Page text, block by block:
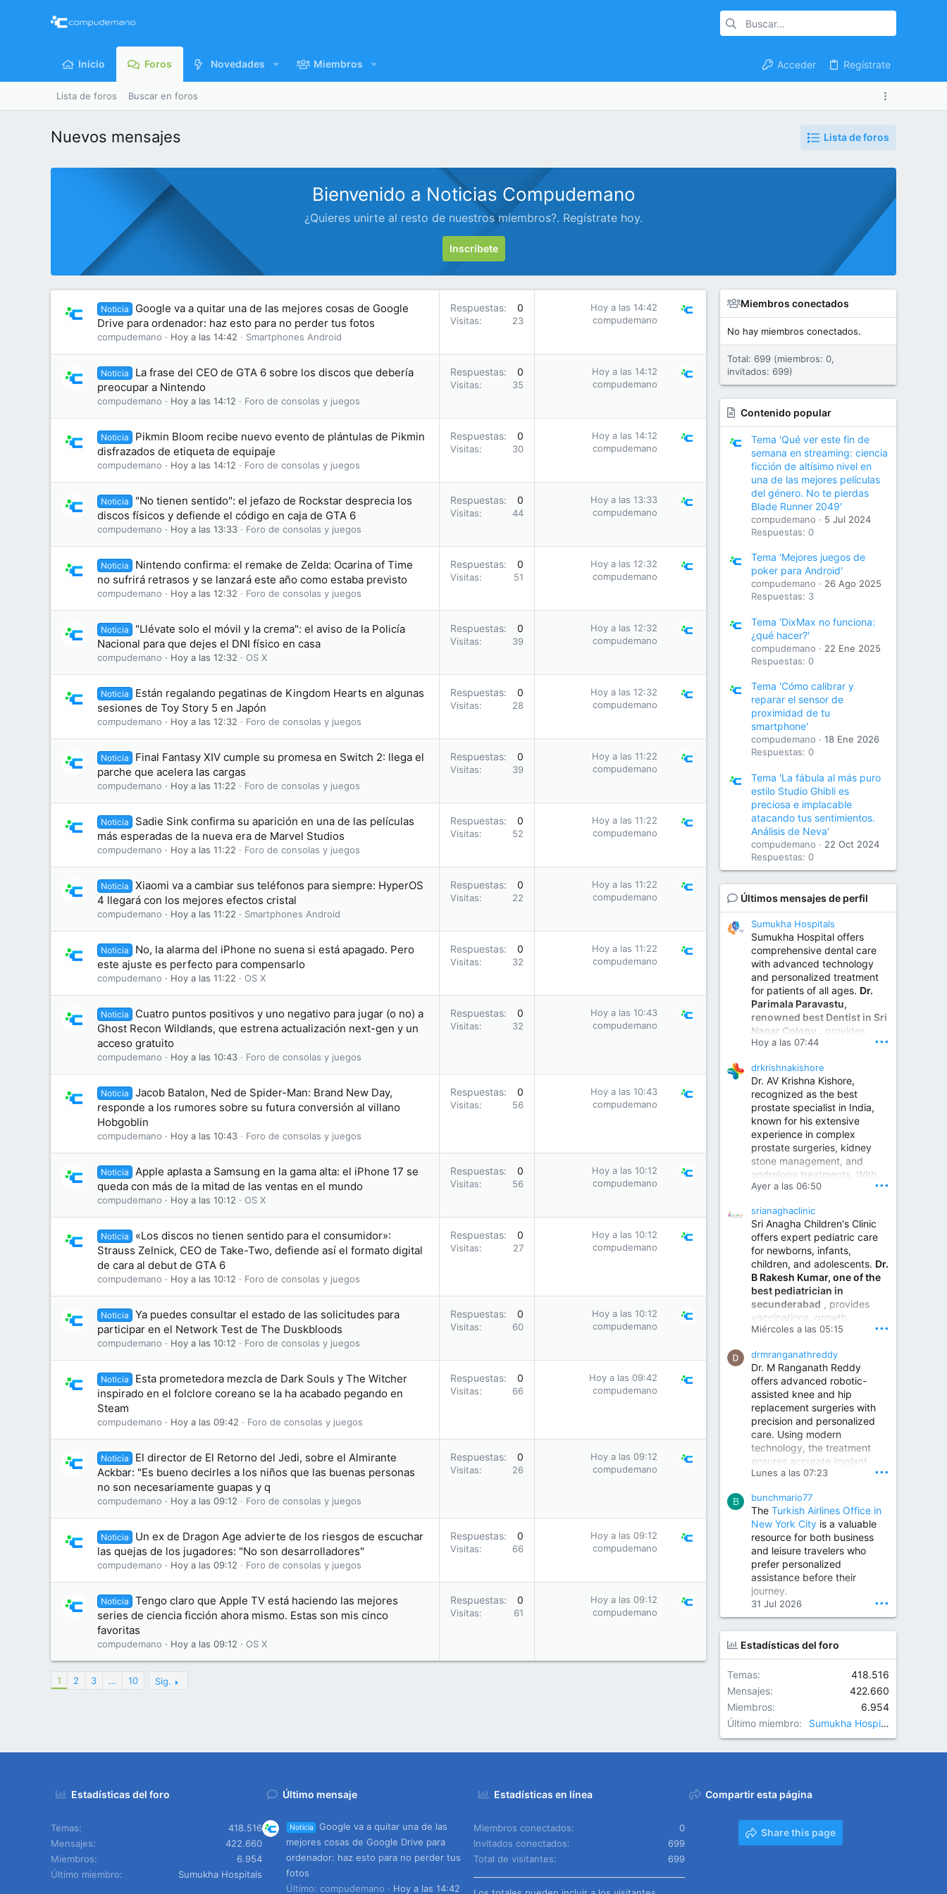
Inicio Foros Novedades Miembros Acceder Regístrate
Lista de foros Buscar en foros
Nuevos mensajes Lista de foros
Bienvenido a Noticias Compudemano
¿Quieres unirte al resto de nuestros miembros?. Regístrate hoy.
Inscríbete
Noticia
Google va a quitar una de las mejores cosas de Google
Drive para ordenador: haz esto para no perder tus fotos
compudemano Hoy a las 14:42 Smartphones Android
Respuestas 0
Visitas 23
Hoy a las 14:42
compudemano
Noticia
La frase del CEO de GTA 6 sobre los discos que debería
preocupar a Nintendo
compudemano Hoy a las 14:12 Foro de consolas y juegos
Respuestas 0
Visitas 35
Hoy a las 14:12
compudemano
Noticia
Pikmin Bloom recibe nuevo evento de plántulas de Pikmin
disfrazados de etiqueta de equipaje
compudemano Hoy a las 14:12 Foro de consolas y juegos
Respuestas 0
Visitas 30
Hoy a las 14:12
compudemano
Noticia
"No tienen sentido": el jefazo de Rockstar desprecia los
discos físicos y defiende el código en caja de GTA 6
compudemano Hoy a las 13:33 Foro de consolas y juegos
Respuestas 0
Visitas 44
Hoy a las 13:33
compudemano
Noticia
Nintendo confirma: el remake de Zelda: Ocarina of Time
no sufrirá retrasos y se lanzará este año como estaba previsto
compudemano Hoy a las 12:32 Foro de consolas y juegos
Respuestas 0
Visitas 51
Hoy a las 12:32
compudemano
Noticia
"Llévate solo el móvil y la crema": el aviso de la Policía
Nacional para que dejes el DNI físico en casa
compudemano Hoy a las 12:32 OS X
Respuestas 0
Visitas 39
Hoy a las 12:32
compudemano
Noticia
Están regalando pegatinas de Kingdom Hearts en algunas
sesiones de Toy Story 5 en Japón
compudemano Hoy a las 12:32 Foro de consolas y juegos
Respuestas 0
Visitas 28
Hoy a las 12:32
compudemano
Noticia
Final Fantasy XIV cumple su promesa en Switch 2: llega el
parche que acelera las cargas
compudemano Hoy a las 11:22 Foro de consolas y juegos
Respuestas 0
Visitas 39
Hoy a las 11:22
compudemano
Noticia
Sadie Sink confirma su aparición en una de las películas
más esperadas de la nueva era de Marvel Studios
compudemano Hoy a las 11:22 Foro de consolas y juegos
Respuestas 0
Visitas 52
Hoy a las 11:22
compudemano
Noticia
Xiaomi va a cambiar sus teléfonos para siempre: HyperOS
4 llegará con los mejores efectos cristal
compudemano Hoy a las 11:22 Smartphones Android
Respuestas 0
Visitas 22
Hoy a las 11:22
compudemano
Noticia
No, la alarma del iPhone no suena si está apagado. Pero
este ajuste es perfecto para compensarlo
compudemano Hoy a las 11:22 OS X
Respuestas 0
Visitas 32
Hoy a las 11:22
compudemano
Noticia
Cuatro puntos positivos y uno negativo para jugar (o no) a
Ghost Recon Wildlands, que estrena actualización next-gen y un
acceso gratuito
compudemano Hoy a las 10:43 Foro de consolas y juegos
Respuestas 0
Visitas 32
Hoy a las 10:43
compudemano
Noticia
Jacob Batalon, Ned de Spider-Man: Brand New Day,
responde a los rumores sobre su futura conversión al villano
Hobgoblin
compudemano Hoy a las 10:43 Foro de consolas y juegos
Respuestas 0
Visitas 56
Hoy a las 10:43
compudemano
Noticia
Apple aplasta a Samsung en la gama alta: el iPhone 17 se
queda con más de la mitad de las ventas en el mundo
compudemano Hoy a las 10:12 OS X
Respuestas 0
Visitas 56
Hoy a las 10:12
compudemano
Noticia
«Los discos no tienen sentido para el consumidor»:
Strauss Zelnick, CEO de Take-Two, defiende así el formato digital
de cara al debut de GTA 6
compudemano Hoy a las 10:12 Foro de consolas y juegos
Respuestas 0
Visitas 27
Hoy a las 10:12
compudemano
Noticia
Ya puedes consultar el estado de las solicitudes para
participar en el Network Test de The Duskbloods
compudemano Hoy a las 10:12 Foro de consolas y juegos
Respuestas 0
Visitas 60
Hoy a las 10:12
compudemano
Noticia
Esta prometedora mezcla de Dark Souls y The Witcher
inspirado en el folclore coreano se la ha acabado pegando en
Steam
compudemano Hoy a las 09:42 Foro de consolas y juegos
Respuestas 0
Visitas 66
Hoy a las 09:42
compudemano
Noticia
El director de El Retorno del Jedi, sobre el Almirante
Ackbar: "Es bueno decirles a los niños que las buenas personas
no son necesariamente guapas y q
compudemano Hoy a las 09:12 Foro de consolas y juegos
Respuestas 0
Visitas 26
Hoy a las 09:12
compudemano
Noticia
Un ex de Dragon Age advierte de los riesgos de escuchar
las quejas de los jugadores: "No son desarrolladores"
compudemano Hoy a las 09:12 Foro de consolas y juegos
Respuestas 0
Visitas 66
Hoy a las 09:12
compudemano
Noticia
Tengo claro que Apple TV está haciendo las mejores
series de ciencia ficción ahora mismo. Estas son mis cinco
favoritas
compudemano Hoy a las 09:12 OS X
Respuestas 0
Visitas 61
Hoy a las 09:12
compudemano
1 2 3 … 10 Sig.
Miembros conectados
No hay miembros conectados.
Total: 699 (miembros: 0,
invitados: 699)
Contenido popular
Tema 'Qué ver este fin de
semana en streaming: ciencia
ficción de altísimo nivel en
una de las mejores películas
del género. No te pierdas
Blade Runner 2049'
compudemano
5 Jul 2024
Respuestas: 0
Tema 'Mejores juegos de
poker para Android'
compudemano
26 Ago 2025
Respuestas: 3
Tema 'DixMax no funciona:
¿qué hacer?'
compudemano
22 Ene 2025
Respuestas: 0
Tema 'Cómo calibrar y
reparar el sensor de
proximidad de tu
smartphone'
compudemano
18 Ene 2026
Respuestas: 0
Tema 'La fábula al más puro
estilo Studio Ghibli es
preciosa e implacable
atacando tus sentimientos.
Análisis de Neva'
compudemano
22 Oct 2024
Respuestas: 0
Últimos mensajes de perfil
Sumukha Hospitals
Sumukha Hospital offers
comprehensive dental care
with advanced technology
and personalized treatment
for patients of all ages. Dr.
Parimala Paravastu,
renowned best Dentist in Sri
Nagar Colony , provides
expert care for tooth pain,
treatment, dental implants,
smile designing, cosmetic
dentistry.
Sumukha Hospital | Ear, Nose & Throat, Dental & Maxillofacial Surgery Center
www.sumukhahospitals.co
m
Hoy a las 07:44 •••
drkrishnakishore
Dr. AV Krishna Kishore,
recognized as the best
prostate specialist in India,
known for his extensive
experience in complex
prostate surgeries, kidney
stone management, and
andrology treatments. With
years of surgical practice and
invasive and robotic
techniques.
Best Urologist in Vijayawada | Urology Specialist in Vijayawada
Dr. A. V. Krishna Kishore,
the Best Urologist...
www.drkrishnakishore.com
Ayer a las 06:50 •••
srianaghaclinic
Sri Anagha Children's Clinic
offers expert pediatric care
for newborns, infants,
children, and adolescents. Dr.
B Rakesh Kumar, one of the
best pediatrician in
secunderabad , provides
vaccinations, growth
monitoring, newborn care,
illnesses, nutrition guidance,
and preventive healthcare in
a child-friendly environment.
Children Hospital in Secunderabad | Best Pediatrician in Hyderabad | Neonatologist in Medchal
Our pediatrician and
Neonatologist team at...
www.srianaghaclinic.com
Miércoles a las 05:15 •••
drmranganathreddy
Dr. M Ranganath Reddy
offers advanced robotic-
assisted knee and hip
replacement surgeries with
precision and personalized
care. Using modern
technology, the treatment
ensures accurate implant
placement, reduced pain,
improved joint function,
helping patients return to an
active and comfortable
lifestyle.
Orthopedic Surgeon in Kondapur | Best Orthopedic Doctor in Kondapur | Dr. M. Ranganath Reddy
Consult Dr. M. Ranganath
Reddy, the best...
www.drranganathreddy.co
m
Lunes a las 07:23 •••
B bunchmario77
The Turkish Airlines Office in
New York City is a valuable
resource for both business
and leisure travelers who
prefer personalized
assistance before their
journey.
31 Jul 2026 •••
Estadísticas del foro
Temas
418.516
Mensajes
422.660
Miembros
6.954
Último miembro
Sumukha Hospitals
Estadísticas del foro
Temas
418.516
Mensajes
422.660
Miembros
6.954
Último miembro
Sumukha Hospitals
Último mensaje
Noticia
Google va a quitar una de las
mejores cosas de Google Drive para
ordenador: haz esto para no perder tus
fotos
Último: compudemano
Hoy a las 14:42
Estadísticas en línea
Miembros conectados
0
Invitados conectados
699
Total de visitantes
699
Compartir esta página
Share this page